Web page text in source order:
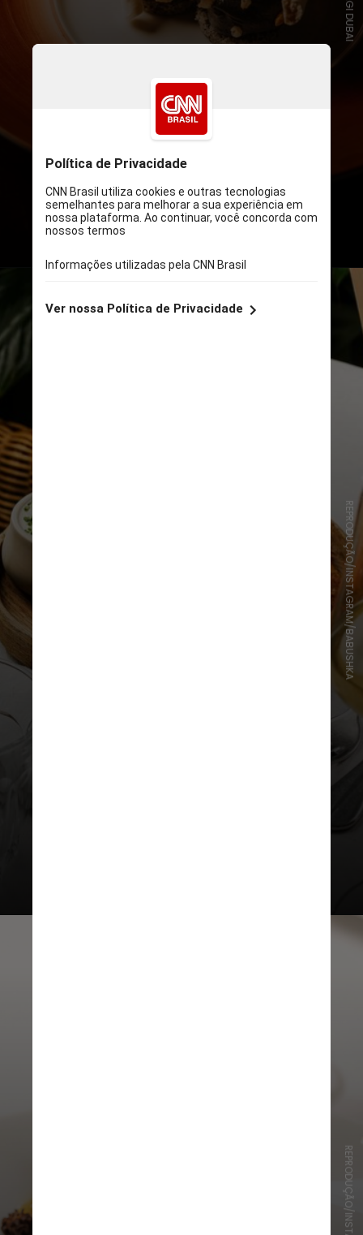
A programação envolve Restaurant
Week, masterclasses, colaborações
entre chefs e pratos a 10 Dirhams
(cerca de R$ 14)
REPRODUÇÃO/INSTAGRAM/BABUSHKA